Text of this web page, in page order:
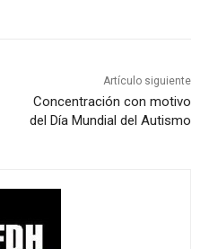
Artículo siguiente
Concentración con motivo
del Día Mundial del Autismo